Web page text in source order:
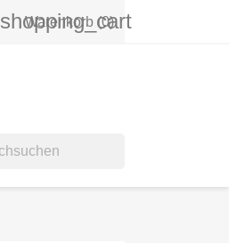
shopping_cart
Warenkorb (0)